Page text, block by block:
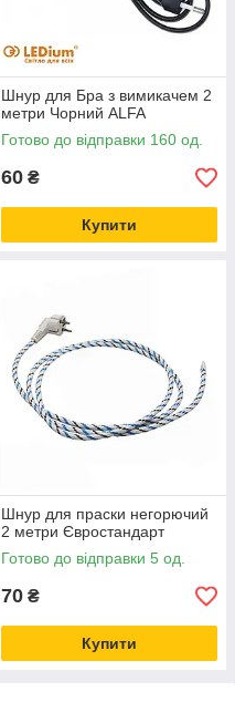
Шнур для Бра з вимикачем 2
метри Чорний ALFA
Готово до відправки 160 од.
60 ₴
Купити
Шнур для праски негорючий
2 метри Євростандарт
Готово до відправки 5 од.
70 ₴
Купити